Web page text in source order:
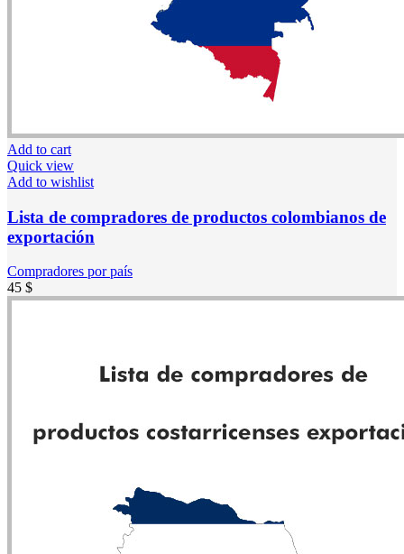
Add to cart
Quick view
Add to wishlist
Lista de compradores de productos colombianos de
exportación
Compradores por país
45 $